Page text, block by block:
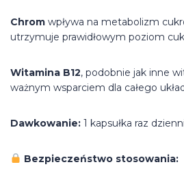
Chrom wpływa na metabolizm
utrzymuje prawidłowym poziom
Witamina B12, podobnie jak inne
ważnym wsparciem dla całego
Dawkowanie: 1 kapsułka raz
Bezpieczeństwo stosowania: